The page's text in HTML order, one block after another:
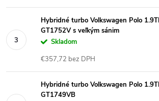
Hybridné turbo Volkswagen Polo
GT1752V s veľkým sánim
Skladom
€357,72 bez DPH
Hybridné turbo Volkswagen Polo
GT1749VB